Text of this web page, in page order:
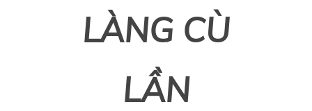
LÀNG CÙ
LẦN